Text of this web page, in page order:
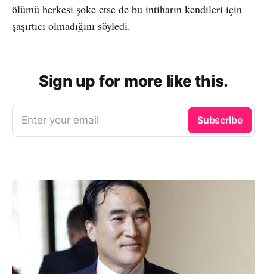
ölümü herkesi şoke etse de bu intiharın kendileri için
şaşırtıcı olmadığını söyledi.
Sign up for more like this.
Enter your email Subscribe